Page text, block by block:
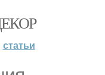
статьи